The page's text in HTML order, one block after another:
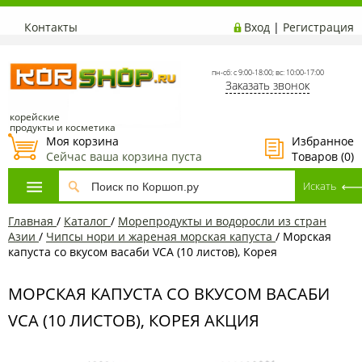
Контакты Вход | Регистрация
корейские
продукты и косметика
пн-сб: с 9:00-18:00; вс: 10:00-17:00
Заказать звонок
Избранное
Товаров (0)
Моя корзина
Сейчас ваша корзина пуста
Главная / Каталог / Морепродукты и водоросли из стран
Азии / Чипсы нори и жареная морская капуста / Морская
капуста со вкусом васаби VCA (10 листов), Корея
МОРСКАЯ КАПУСТА СО ВКУСОМ ВАСАБИ
VCA (10 ЛИСТОВ), КОРЕЯ АКЦИЯ